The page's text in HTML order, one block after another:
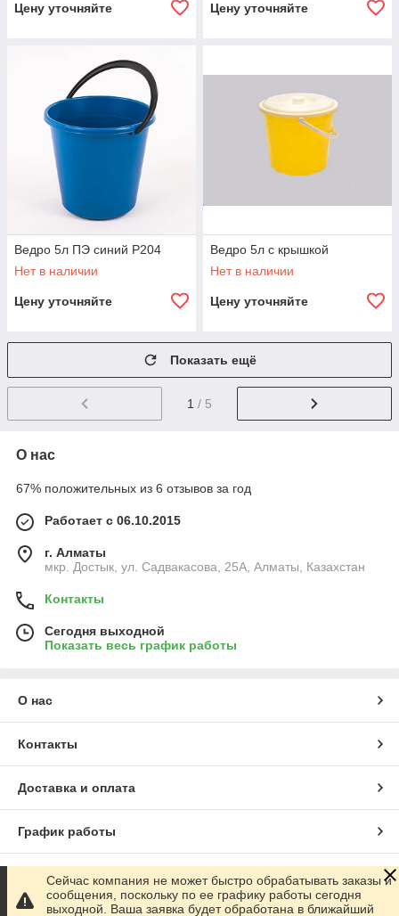
Цену уточняйте Цену уточняйте
Ведро 5л ПЭ синий Р204
Нет в наличии
Цену уточняйте
Ведро 5л с крышкой
Нет в наличии
Цену уточняйте
Показать ещё
1 / 5
О нас
67% положительных из 6 отзывов за год
Работает с 06.10.2015
г. Алматы
мкр. Достык, ул. Садвакасова, 25А, Алматы, Казахстан
Контакты
Сегодня выходной
Показать весь график работы
О нас
Контакты
Доставка и оплата
График работы
Полная версия сайта
Сейчас компания не может быстро обрабатывать заказы и
сообщения, поскольку по ее графику работы сегодня
выходной. Ваша заявка будет обработана в ближайший